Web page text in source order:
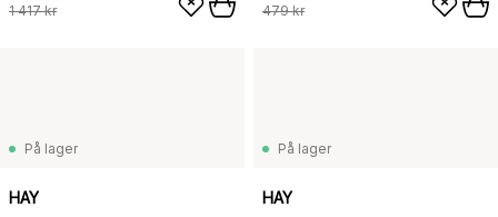
1 417 kr 479 kr
På lager
HAY
På lager
HAY